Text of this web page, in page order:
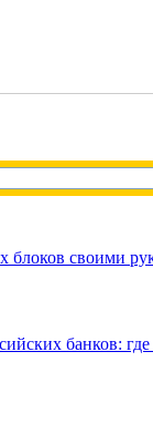
блоков своими
банков: